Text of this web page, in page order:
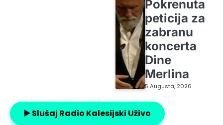
Pokrenuta
peticija za
zabranu
koncerta
Dine
Merlina
5 Augusta, 2026
▶️ Slušaj Radio Kalesijski Uživo